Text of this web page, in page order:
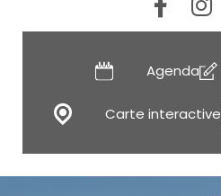
Agenda
Carte interactive